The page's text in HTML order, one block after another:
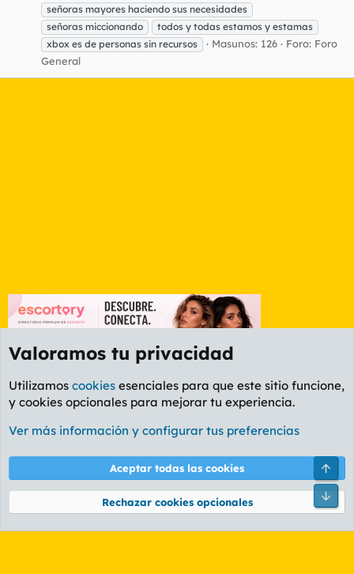
señoras mayores haciendo sus necesidades
señoras miccionando
todos y todas estamos y estamas
xbox es de personas sin recursos
Masunos: 126 Foro: Foro
General
Etiquetas
Cookies
PL OLDSTYLE AMARILLO
Términos y reglas Política de privacidad Ayuda
Community platform by XenForo® © 2010-2026 XenForo Ltd.
Valoramos tu privacidad
Utilizamos cookies esenciales para que este sitio funcione,
y cookies opcionales para mejorar tu experiencia.
Ver más información y configurar tus preferencias
Aceptar todas las cookies
Rechazar cookies opcionales
Pie